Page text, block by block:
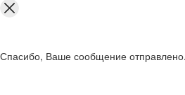
Спасибо, Ваше сообщение отправлено.